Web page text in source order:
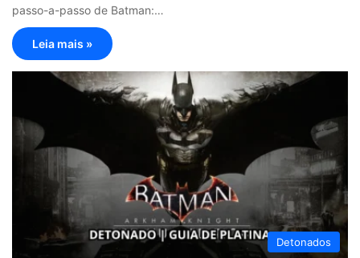
passo-a-passo de Batman:…
Leia mais »
Detonados